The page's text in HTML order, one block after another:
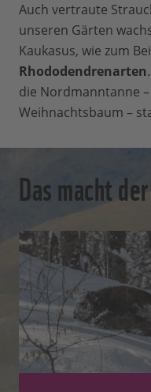
Auch vertraute
unseren Gärten
Kaukasus, wie zum
Rhododendrenarten
die Nordmanntanne
Weihnachtsbaum –
Das macht